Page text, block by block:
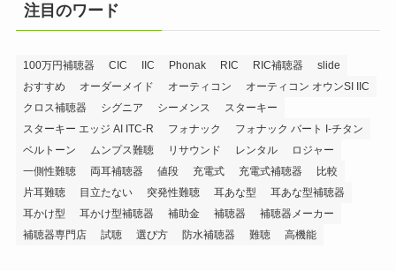
注目のワード
100万円補聴器 CIC IIC Phonak RIC RIC補聴器
slide
おすすめ
オーダーメイド オーティコン
オーティコン オウンSI IIC
クロス補聴器
シグニア シーメンス
スターキー
スターキー エッジ AI ITC-R
フォナック
フォナック バート I-チタン
ベルトーン
ムンプス難聴 リサウンド レンタル
ロジャー
一側性難聴
両耳補聴器 値段 充電式 充電式補聴器
比較
片耳難聴
目立たない 突発性難聴 耳あな型
耳あな型補聴器
耳かけ型
耳かけ型補聴器 補助金 補聴器
補聴器メーカー
補聴器専門店
試聴 選び方 防水補聴器 難聴 高機能